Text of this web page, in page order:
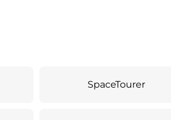
SpaceTourer